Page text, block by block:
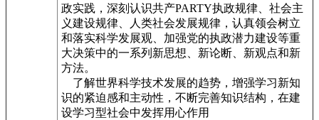
政实践，深刻认识共产PARTY执政规律、社会主
义建设规律、人类社会发展规律，认真领会树立
和落实科学发展观、加强党的执政潜力建设等重
大决策中的一系列新思想、新论断、新观点和新
方法。
了解世界科学技术发展的趋势，增强学习新知
识的紧迫感和主动性，不断完善知识结构，在建
设学习型社会中发挥用心作用